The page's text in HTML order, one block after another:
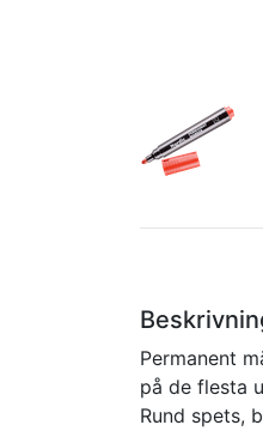
Permanent
på de flesta
Rund spets,